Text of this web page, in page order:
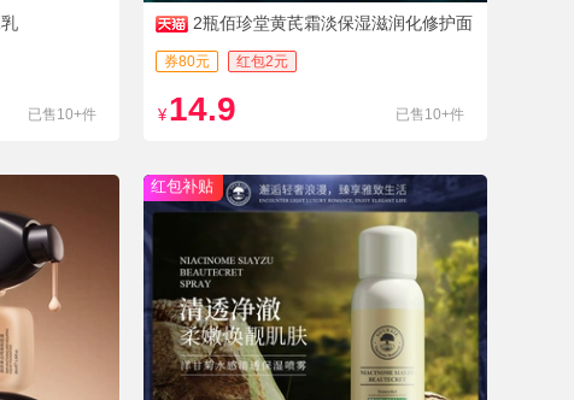
已售10+件
2瓶佰珍堂黄芪霜淡保湿滋润化修护面
霜券80元 红包2元
¥ 14.9 已售10+件
红包补贴